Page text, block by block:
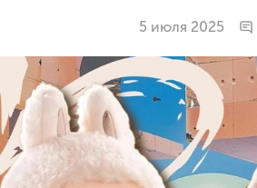
5 июля 2025